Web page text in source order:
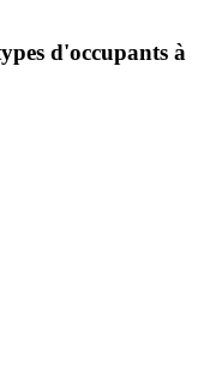
d'occupants à